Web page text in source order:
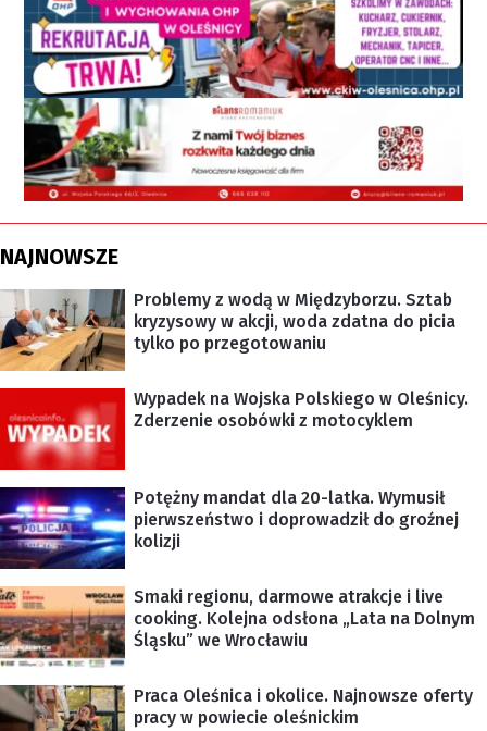
NAJNOWSZE
Problemy z wodą w Międzyborzu. Sztab
kryzysowy w akcji, woda zdatna do picia
tylko po przegotowaniu
Wypadek na Wojska Polskiego w Oleśnicy.
Zderzenie osobówki z motocyklem
Potężny mandat dla 20-latka. Wymusił
pierwszeństwo i doprowadził do groźnej
kolizji
Smaki regionu, darmowe atrakcje i live
cooking. Kolejna odsłona „Lata na Dolnym
Śląsku” we Wrocławiu
Praca Oleśnica i okolice. Najnowsze oferty
pracy w powiecie oleśnickim